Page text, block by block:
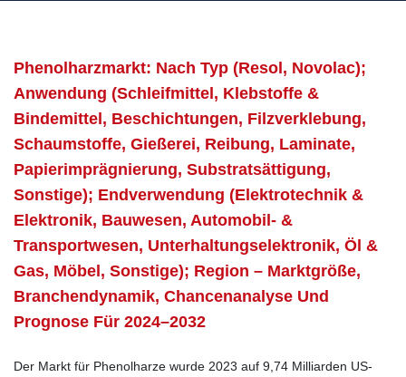
Phenolharzmarkt: Nach Typ (Resol, Novolac);
Anwendung (Schleifmittel, Klebstoffe &
Bindemittel, Beschichtungen, Filzverklebung,
Schaumstoffe, Gießerei, Reibung, Laminate,
Papierimprägnierung, Substratsättigung,
Sonstige); Endverwendung (Elektrotechnik &
Elektronik, Bauwesen, Automobil- &
Transportwesen, Unterhaltungselektronik, Öl &
Gas, Möbel, Sonstige); Region – Marktgröße,
Branchendynamik, Chancenanalyse Und
Prognose Für 2024–2032
Der Markt für Phenolharze wurde 2023 auf 9,74 Milliarden US-